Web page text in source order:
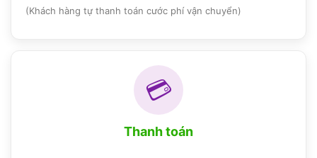
(Khách hàng tự thanh toán cước phí vận chuyển)
💳
Thanh toán